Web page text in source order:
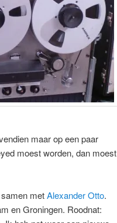
maar op een paar
moest worden, dan moest
metAlexander Otto.
en Groningen. Roodnat: